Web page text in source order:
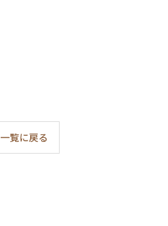
一覧に戻る